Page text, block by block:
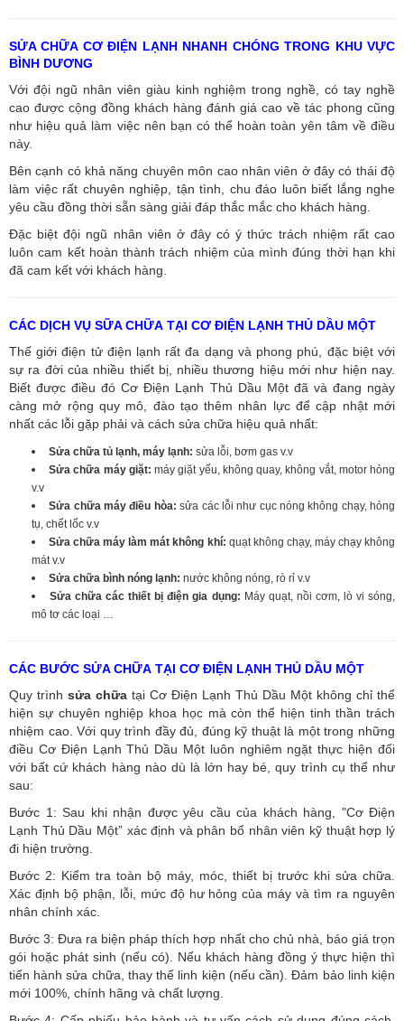
SỬA CHỮA CƠ ĐIỆN LẠNH NHANH CHÓNG TRONG KHU VỰC
BÌNH DƯƠNG
Với đội ngũ nhân viên giàu kinh nghiệm trong nghề, có tay nghề
cao được cộng đồng khách hàng đánh giá cao về tác phong cũng
như hiệu quả làm việc nên bạn có thể hoàn toàn yên tâm về điều
này.
Bên cạnh có khả năng chuyên môn cao nhân viên ở đây có thái độ
làm việc rất chuyên nghiệp, tận tình, chu đáo luôn biết lắng nghe
yêu cầu đồng thời sẵn sàng giải đáp thắc mắc cho khách hàng.
Đặc biệt đội ngũ nhân viên ở đây có ý thức trách nhiệm rất cao
luôn cam kết hoàn thành trách nhiệm của mình đúng thời hạn khi
đã cam kết với khách hàng.
CÁC DỊCH VỤ SỮA CHỮA TẠI CƠ ĐIỆN LẠNH THỦ DẦU MỘT
Thế giới điện tử điện lạnh rất đa dạng và phong phú, đặc biệt với
sự ra đời của nhiều thiết bị, nhiều thương hiệu mới như hiện nay.
Biết được điều đó Cơ Điện Lạnh Thủ Dầu Một đã và đang ngày
càng mở rộng quy mô, đào tạo thêm nhân lực để cập nhật mới
nhất các lỗi gặp phải và cách sửa chữa hiệu quả nhất:
Sửa chữa tủ lạnh, máy lạnh: sửa lỗi, bơm gas v.v
Sửa chữa máy giặt:máy giặt yếu, không quay, không vắt, motor hỏng
v.v
Sửa chữa máy điều hòa: sửa các lỗi như cục nóng không chạy, hỏng
tụ, chết lốc v.v
Sửa chữa máy làm mát không khí: quạt không chạy, máy chạy không
mát v.v
Sửa chữa bình nóng lạnh: nước không nóng, rò rỉ v.v
Sửa chữa các thiết bị điện gia dụng: Máy quạt, nồi cơm, lò vi sóng,
mô tơ các loại …
CÁC BƯỚC SỬA CHỮA TẠI CƠ ĐIỆN LẠNH THỦ DẦU MỘT
Quy trình sửa chữa tại Cơ Điện Lạnh Thủ Dầu Một không chỉ thể
hiện sự chuyên nghiệp khoa học mà còn thể hiện tinh thần trách
nhiệm cao. Với quy trình đầy đủ, đúng kỹ thuật là một trong những
điều Cơ Điện Lạnh Thủ Dầu Một luôn nghiêm ngặt thực hiện đối
với bất cứ khách hàng nào dù là lớn hay bé, quy trình cụ thể như
sau:
Bước 1: Sau khi nhận được yêu cầu của khách hàng, "Cơ Điện
Lạnh Thủ Dầu Một” xác định và phân bổ nhân viên kỹ thuật hợp lý
đi hiện trường.
Bước 2: Kiểm tra toàn bộ máy, móc, thiết bị trước khi sửa chữa.
Xác định bộ phận, lỗi, mức độ hư hỏng của máy và tìm ra nguyên
nhân chính xác.
Bước 3: Đưa ra biện pháp thích hợp nhất cho chủ nhà, báo giá trọn
gói hoặc phát sinh (nếu có). Nếu khách hàng đồng ý thực hiện thì
tiến hành sửa chữa, thay thế linh kiện (nếu cần). Đảm bảo linh kiện
mới 100%, chính hãng và chất lượng.